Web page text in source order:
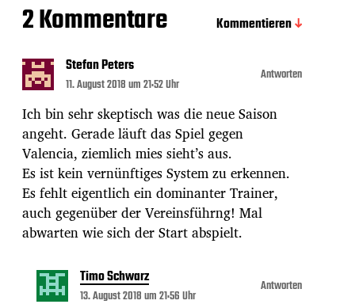
2 Kommentare
Kommentieren
Stefan Peters
11. August 2018 um 21:52 Uhr
Ich bin sehr skeptisch was die neue Saison
angeht. Gerade läuft das Spiel gegen
Valencia, ziemlich mies sieht’s aus.
Es ist kein vernünftiges System zu erkennen.
Es fehlt eigentlich ein dominanter Trainer,
auch gegenüber der Vereinsführng! Mal
abwarten wie sich der Start abspielt.
Antworten
Timo Schwarz
13. August 2018 um 21:56 Uhr
Antworten